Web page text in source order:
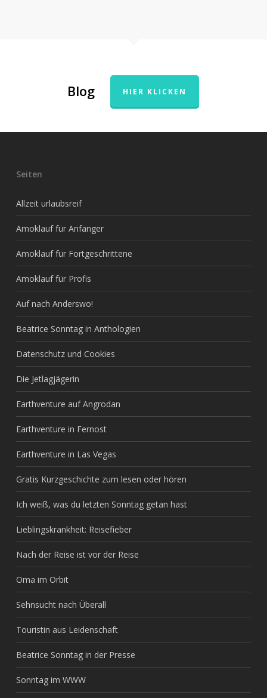
Blog HIER KLICKEN
Seiten
Allzeit urlaubsreif
Amoklauf für Anfänger
Amoklauf für Fortgeschrittene
Amoklauf für Profis
Auf nach Anderswo!
Beatrice Sonntag in Anthologien
Datenschutz und Cookies
Die Jetlagjägerin
Earthventure auf Angrodan
Earthventure in Fernost
Earthventure in Las Vegas
Gratis Kurzgeschichte zum lesen oder hören
Ich weiß, was du letzten Sonntag getan hast
Lieblingskrankheit: Reisefieber
Nach der Reise ist vor der Reise
Oma im Orbit
Sehnsucht nach Überall
Touristin aus Leidenschaft
Beatrice Sonntag in der Presse
Sonntag im WWW